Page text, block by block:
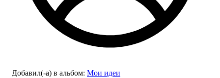
Добавил(-а) в альбом: Мои идеи